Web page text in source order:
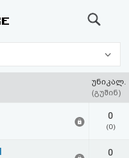
უნიკალ.
(გუშინ)
0
(0)
0